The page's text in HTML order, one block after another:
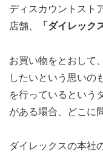
ディスカウントスト
店舗、
「ダイレック
お買い物をとおして
したいという思いの
を行っているという
がある場合、どこに
ダイレックスの本社